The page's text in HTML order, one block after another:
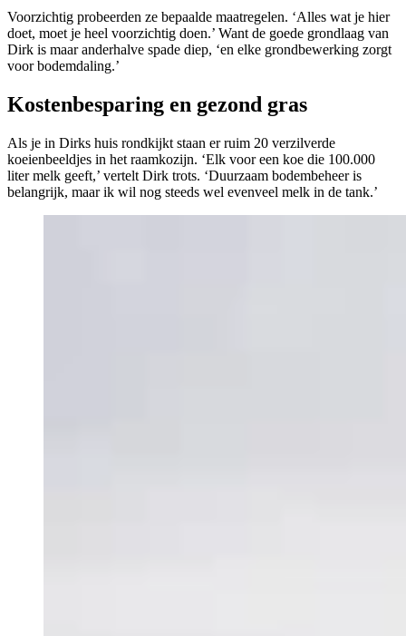
Voorzichtig probeerden ze bepaalde maatregelen. ‘Alles wat je hier
doet, moet je heel voorzichtig doen.’ Want de goede grondlaag van
Dirk is maar anderhalve spade diep, ‘en elke grondbewerking zorgt
voor bodemdaling.’
Kostenbesparing en gezond gras
Als je in Dirks huis rondkijkt staan er ruim 20 verzilverde
koeienbeeldjes in het raamkozijn. ‘Elk voor een koe die 100.000
liter melk geeft,’ vertelt Dirk trots. ‘Duurzaam bodembeheer is
belangrijk, maar ik wil nog steeds wel evenveel melk in de tank.’